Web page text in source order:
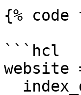
{%
```hcl
website